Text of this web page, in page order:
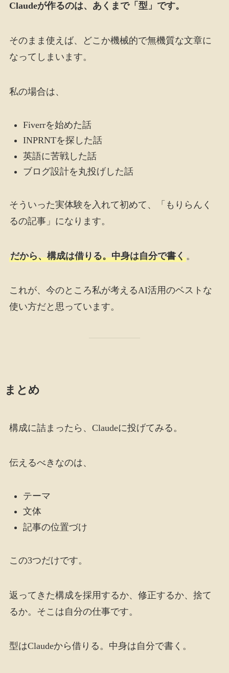
Claudeが作るのは、あくまで「型」です。
そのまま使えば、どこか機械的で無機質な文章に
なってしまいます。
私の場合は、
Fiverrを始めた話
INPRNTを探した話
英語に苦戦した話
ブログ設計を丸投げした話
そういった実体験を入れて初めて、「もりらんく
るの記事」になります。
だから、構成は借りる。中身は自分で書く。
これが、今のところ私が考えるAI活用のベストな
使い方だと思っています。
まとめ
構成に詰まったら、Claudeに投げてみる。
伝えるべきなのは、
テーマ
文体
記事の位置づけ
この3つだけです。
返ってきた構成を採用するか、修正するか、捨て
るか。そこは自分の仕事です。
型はClaudeから借りる。中身は自分で書く。